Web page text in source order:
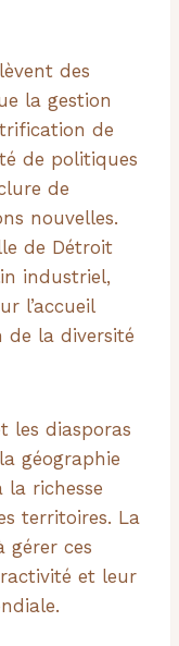
des
la gestion
de
de politiques
de
nouvelles.
de Détroit
industriel,
l’accueil
de la diversité
les diasporas
géographie
richesse
territoires. La
gérer ces
et leur